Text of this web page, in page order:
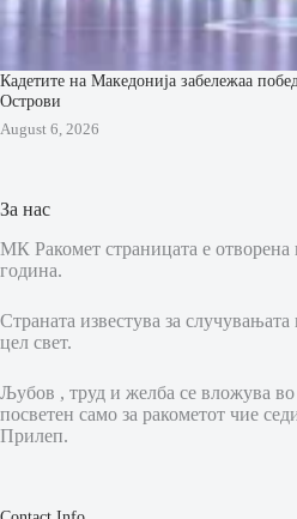
Кадетите на Македонија забележаа
Острови
August 6, 2026
За нас
МК Ракомет страницата е
година.
Страната известува за
цел свет.
Љубов , труд и желба се вложува во
посветен само за ракометот чие
Прилеп.